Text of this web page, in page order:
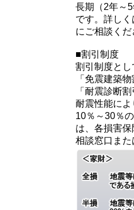
長期（2年～5
です。詳し
にご相談くだ
■割引制度
割引制度と
「免震建築物
「耐震診断
耐震性能によ
10％～30％
は、各損害
相談窓口また